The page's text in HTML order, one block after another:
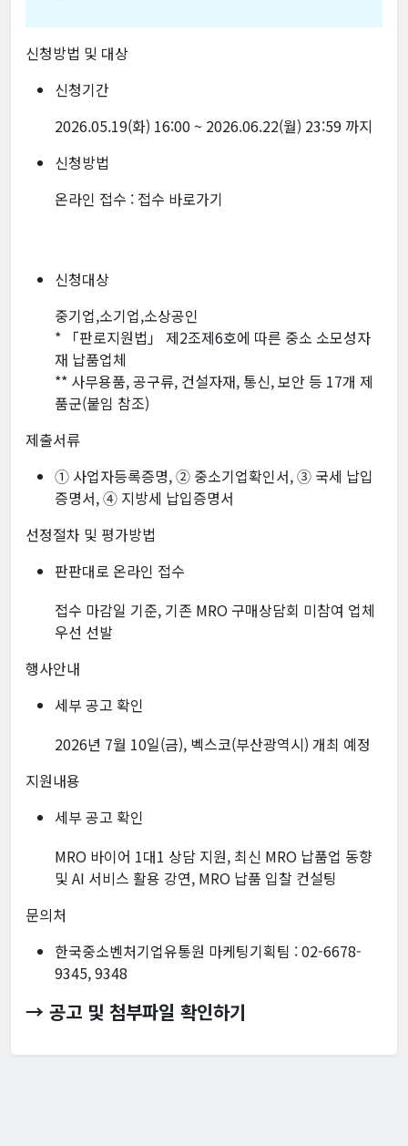
신청방법 및 대상
신청기간
2026.05.19(화) 16:00 ~ 2026.06.22(월) 23:59 까지
신청방법
온라인 접수 : 접수 바로가기
신청대상
중기업,소기업,소상공인
* 「판로지원법」 제2조제6호에 따른 중소 소모성자
재 납품업체
** 사무용품, 공구류, 건설자재, 통신, 보안 등 17개 제
품군(붙임 참조)
제출서류
➀ 사업자등록증명, ➁ 중소기업확인서, ➂ 국세 납입
증명서, ➃ 지방세 납입증명서
선정절차 및 평가방법
판판대로 온라인 접수
접수 마감일 기준, 기존 MRO 구매상담회 미참여 업체
우선 선발
행사안내
세부 공고 확인
2026년 7월 10일(금), 벡스코(부산광역시) 개최 예정
지원내용
세부 공고 확인
MRO 바이어 1대1 상담 지원, 최신 MRO 납품업 동향
및 AI 서비스 활용 강연, MRO 납품 입찰 컨설팅
문의처
한국중소벤처기업유통원 마케팅기획팀 : 02-6678-
9345, 9348
→ 공고 및 첨부파일 확인하기